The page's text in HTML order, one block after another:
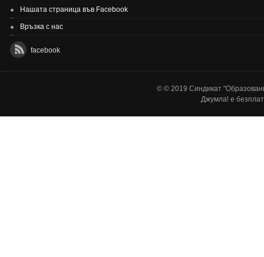
Нашата страница във Facebook
Връзка с нас
facebook
© © 2019 Синдикат
Джумла! е